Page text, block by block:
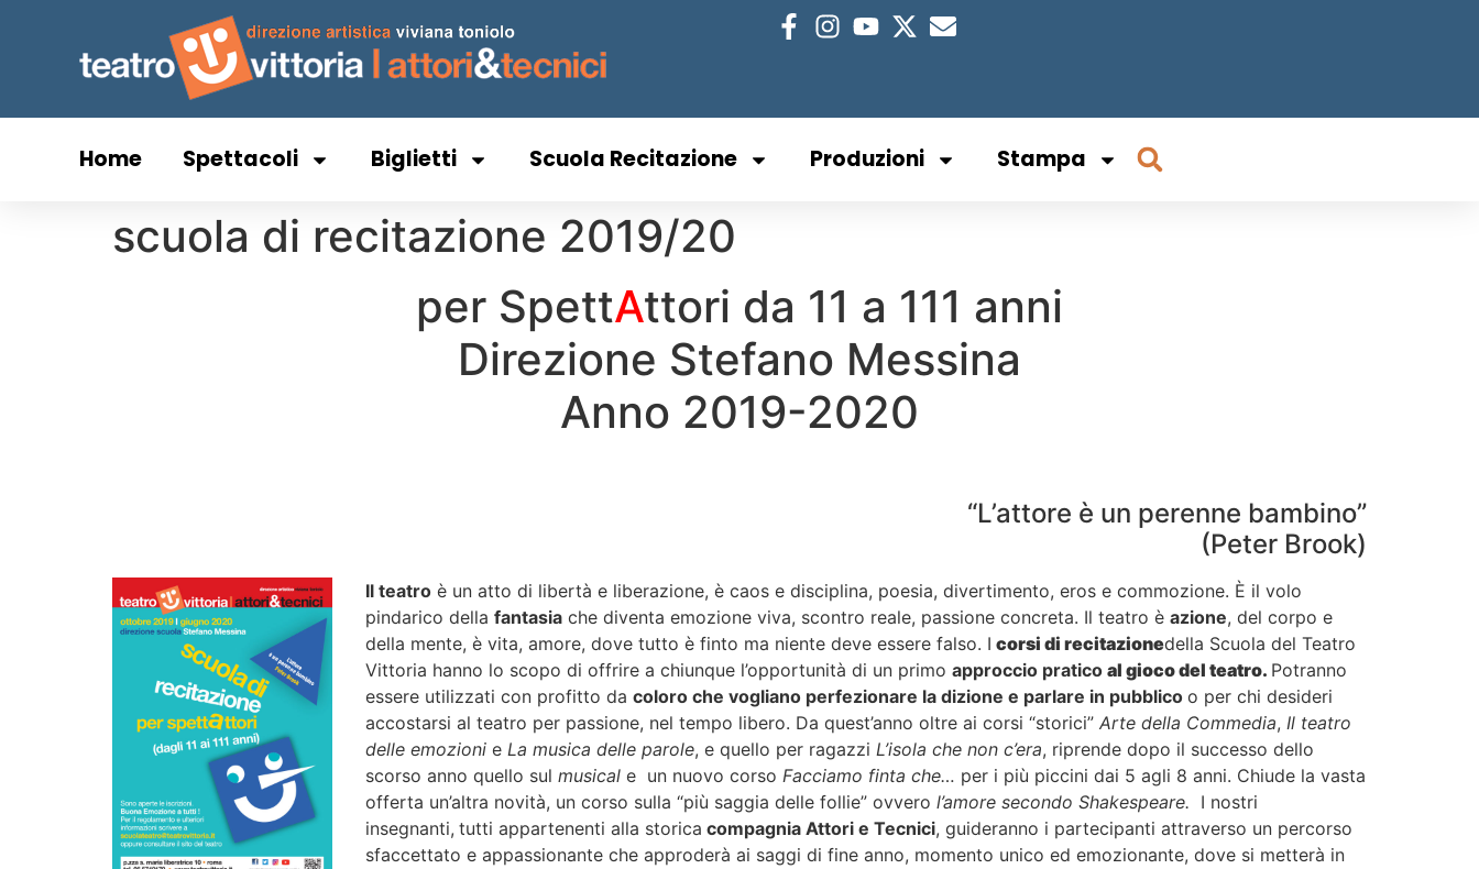
Home Spettacoli Biglietti Scuola Recitazione Produzioni Stampa
scuola di recitazione 2019/20
per SpettAttori da 11 a 111 anni
Direzione Stefano Messina
Anno 2019-2020
“L’attore è un perenne bambino”
(Peter Brook)
Il teatro è un atto di libertà e liberazione, è caos e disciplina, poesia, divertimento, eros e commozione. È il volo
pindarico della fantasia che diventa emozione viva, scontro reale, passione concreta. Il teatro è azione, del corpo e
della mente, è vita, amore, dove tutto è finto ma niente deve essere falso. I corsi di recitazionedella Scuola del Teatro
Vittoria hanno lo scopo di offrire a chiunque l’opportunità di un primo approccio pratico al gioco del teatro. Potranno
essere utilizzati con profitto da coloro che vogliano perfezionare la dizione e parlare in pubblico o per chi desideri
accostarsi al teatro per passione, nel tempo libero. Da quest’anno oltre ai corsi “storici” Arte della Commedia, Il teatro
delle emozioni e La musica delle parole, e quello per ragazzi L’isola che non c’era, riprende dopo il successo dello
scorso anno quello sul musical e un nuovo corso Facciamo finta che… per i più piccini dai 5 agli 8 anni. Chiude la vasta
offerta un’altra novità, un corso sulla “più saggia delle follie” ovvero l’amore secondo Shakespeare. I nostri
insegnanti, tutti appartenenti alla storica compagnia Attori e Tecnici, guideranno i partecipanti attraverso un percorso
sfaccettato e appassionante che approderà ai saggi di fine anno, momento unico ed emozionante, dove si metterà in